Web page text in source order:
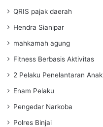
QRIS pajak daerah
Hendra Sianipar
mahkamah agung
Fitness Berbasis Aktivitas
2 Pelaku Penelantaran Anak
Enam Pelaku
Pengedar Narkoba
Polres Binjai